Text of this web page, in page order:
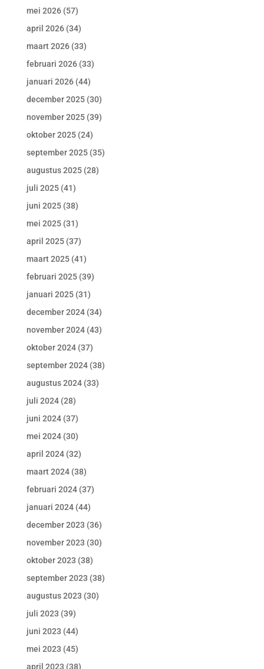
mei 2026(57)
april 2026(34)
maart 2026(33)
februari 2026(33)
januari 2026(44)
december 2025(30)
november 2025(39)
oktober 2025(24)
september 2025(35)
augustus 2025(28)
juli 2025(41)
juni 2025(38)
mei 2025(31)
april 2025(37)
maart 2025(41)
februari 2025(39)
januari 2025(31)
december 2024(34)
november 2024(43)
oktober 2024(37)
september 2024(38)
augustus 2024(33)
juli 2024(28)
juni 2024(37)
mei 2024(30)
april 2024(32)
maart 2024(38)
februari 2024(37)
januari 2024(44)
december 2023 (36)
november 2023 (30)
oktober 2023 (38)
september 2023 (38)
augustus 2023 (30)
juli 2023 (39)
juni 2023 (44)
mei 2023 (45)
april 2023 (38)